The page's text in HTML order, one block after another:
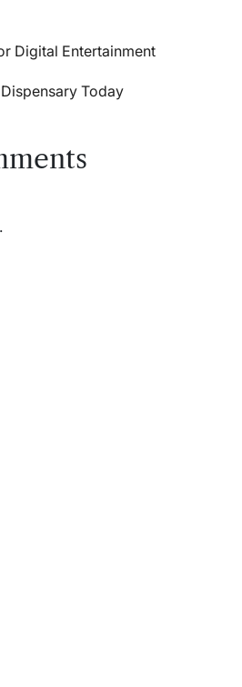
Digital Entertainment
Today